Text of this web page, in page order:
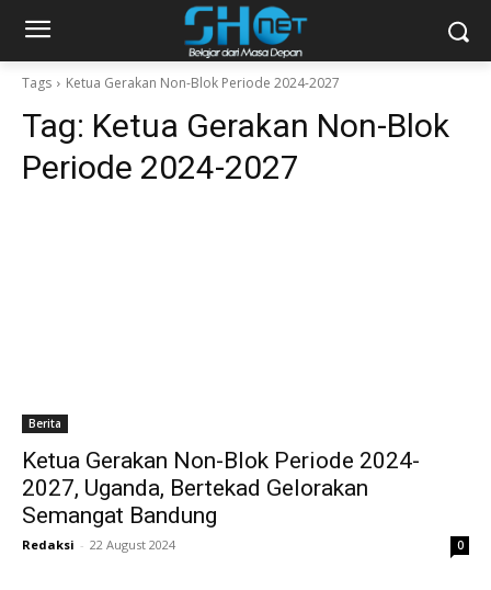
Tags Ketua Gerakan Non-Blok Periode 2024-2027
Tag: Ketua Gerakan Non-Blok
Periode 2024-2027
Berita
Ketua Gerakan Non-Blok Periode 2024-
2027, Uganda, Bertekad Gelorakan
Semangat Bandung
Redaksi - 22 August 2024 0